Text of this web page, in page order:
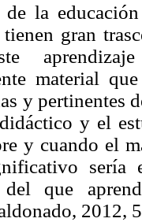
la
gran
material
y pertinentes
y el
y cuando el
del que
2012,